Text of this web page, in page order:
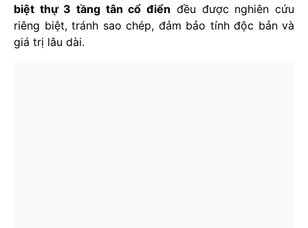
biệt thự 3 tầng tân cổ điển đều được nghiên cứu
riêng biệt, tránh sao chép, đảm bảo tính độc bản và
giá trị lâu dài.